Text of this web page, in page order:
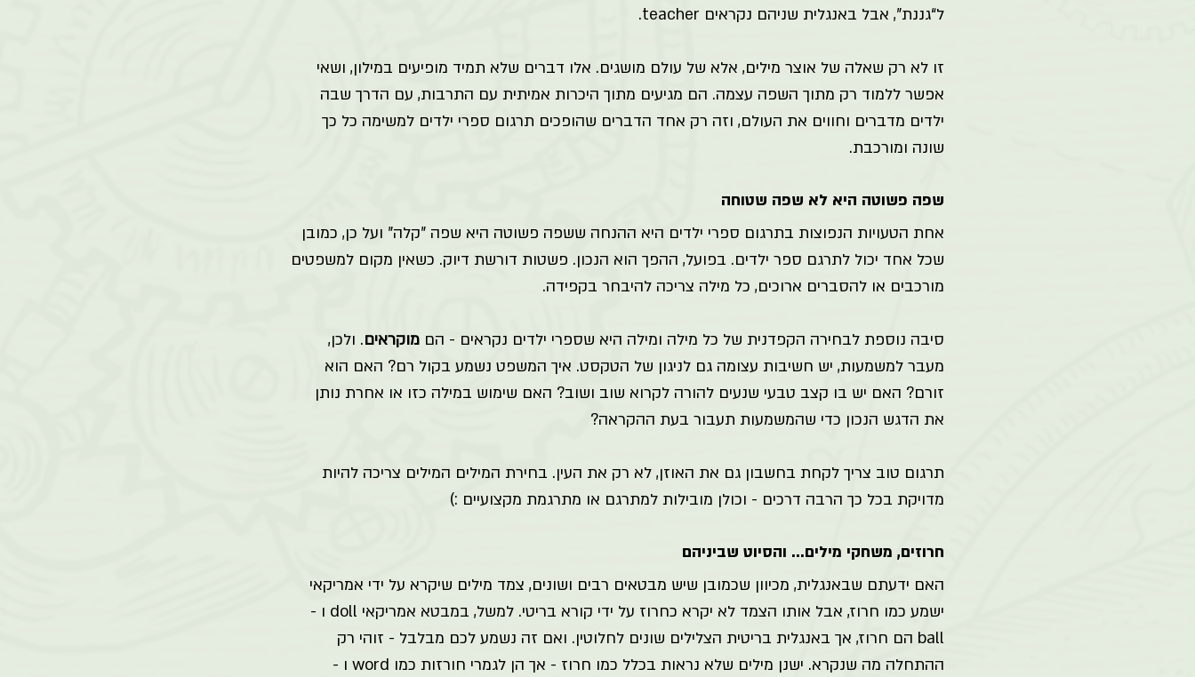
ל“גננת”, אבל באנגלית שניהם נקראים teacher.
זו לא רק שאלה של אוצר מילים, אלא של עולם מושגים. אלו דברים שלא תמיד מופיעים במילון, ושאי
אפשר ללמוד רק מתוך השפה עצמה. הם מגיעים מתוך היכרות אמיתית עם התרבות, עם הדרך שבה
ילדים מדברים וחווים את העולם, וזה רק אחד הדברים שהופכים תרגום ספרי ילדים למשימה כל כך
שונה ומורכבת.
שפה פשוטה היא לא שפה שטוחה
אחת הטעויות הנפוצות בתרגום ספרי ילדים היא ההנחה ששפה פשוטה היא שפה "קלה" ועל כן, כמובן
שכל אחד יכול לתרגם ספר ילדים. בפועל, ההפך הוא הנכון. פשטות דורשת דיוק. כשאין מקום למשפטים
מורכבים או להסברים ארוכים, כל מילה צריכה להיבחר בקפידה.
סיבה נוספת לבחירה הקפדנית של כל מילה ומילה היא שספרי ילדים נקראים - הם מוקראים. ולכן,
מעבר למשמעות, יש חשיבות עצומה גם לניגון של הטקסט. איך המשפט נשמע בקול רם? האם הוא
זורם? האם יש בו קצב טבעי שנעים להורה לקרוא שוב ושוב? האם שימוש במילה כזו או אחרת נותן
את הדגש הנכון כדי שהמשמעות תעבור בעת ההקראה?
תרגום טוב צריך לקחת בחשבון גם את האוזן, לא רק את העין. בחירת המילים המילים צריכה להיות
מדויקת בכל כך הרבה דרכים - וכולן מובילות למתרגם או מתרגמת מקצועיים :)
חרוזים, משחקי מילים… והסיוט שביניהם
האם ידעתם שבאנגלית, מכיוון שכמובן שיש מבטאים רבים ושונים, צמד מילים שיקרא על ידי אמריקאי
ישמע כמו חרוז, אבל אותו הצמד לא יקרא כחרוז על ידי קורא בריטי. למשל, במבטא אמריקאי doll ו -
ball הם חרוז, אך באנגלית בריטית הצלילים שונים לחלוטין. ואם זה נשמע לכם מבלבל - זוהי רק
ההתחלה מה שנקרא. ישנן מילים שלא נראות בכלל כמו חרוז - אך הן לגמרי חורזות כמו word ו -